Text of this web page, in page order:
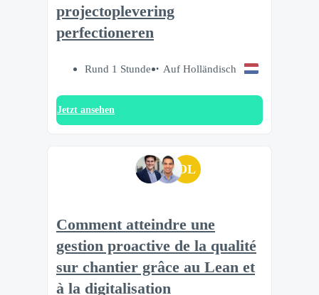
projectoplevering
perfectioneren
Rund 1 Stunde Auf Holländisch
Jetzt ansehen
OL
Comment atteindre une
gestion proactive de la qualité
sur chantier grâce au Lean et
à la digitalisation